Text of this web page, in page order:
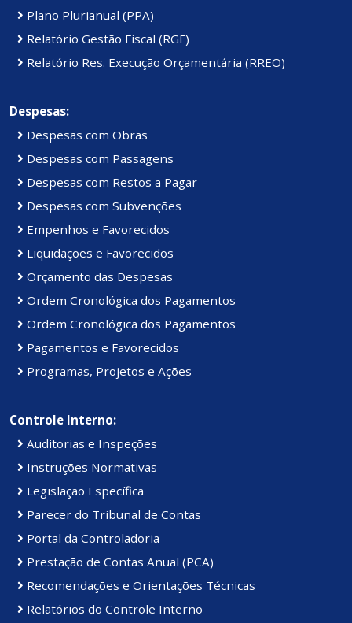
Plano Plurianual (PPA)
Relatório Gestão Fiscal (RGF)
Relatório Res. Execução Orçamentária (RREO)
Despesas:
Despesas com Obras
Despesas com Passagens
Despesas com Restos a Pagar
Despesas com Subvenções
Empenhos e Favorecidos
Liquidações e Favorecidos
Orçamento das Despesas
Ordem Cronológica dos Pagamentos
Ordem Cronológica dos Pagamentos
Pagamentos e Favorecidos
Programas, Projetos e Ações
Controle Interno:
Auditorias e Inspeções
Instruções Normativas
Legislação Específica
Parecer do Tribunal de Contas
Portal da Controladoria
Prestação de Contas Anual (PCA)
Recomendações e Orientações Técnicas
Relatórios do Controle Interno